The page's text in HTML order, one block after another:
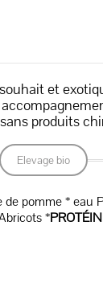
et
produits
Elevage bio
de pomme * eau
*